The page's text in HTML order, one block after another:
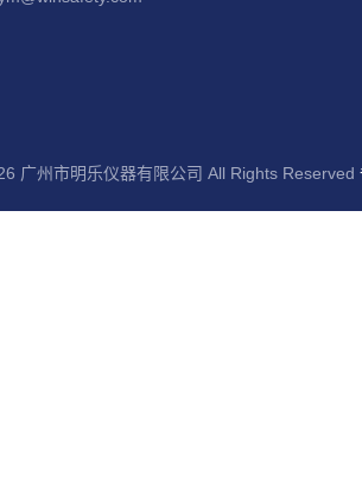
广州市明乐仪器有限公司 All Rights Reserved